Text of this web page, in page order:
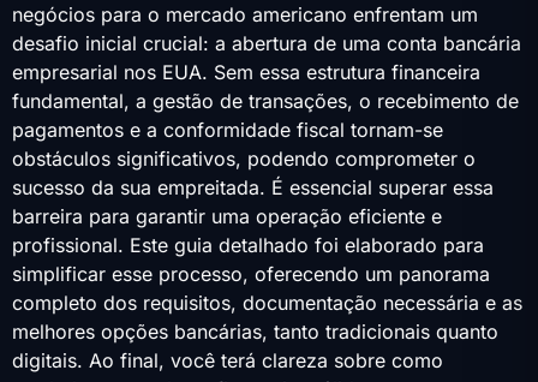
negócios para o mercado americano enfrentam um
desafio inicial crucial: a abertura de uma conta bancária
empresarial nos EUA. Sem essa estrutura financeira
fundamental, a gestão de transações, o recebimento de
pagamentos e a conformidade fiscal tornam-se
obstáculos significativos, podendo comprometer o
sucesso da sua empreitada. É essencial superar essa
barreira para garantir uma operação eficiente e
profissional. Este guia detalhado foi elaborado para
simplificar esse processo, oferecendo um panorama
completo dos requisitos, documentação necessária e as
melhores opções bancárias, tanto tradicionais quanto
digitais. Ao final, você terá clareza sobre como